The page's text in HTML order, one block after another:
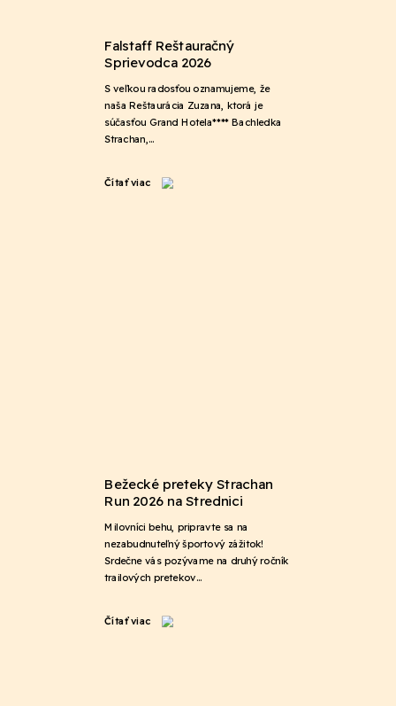
Falstaff Reštauračný
Sprievodca 2026
S veľkou radosťou oznamujeme, že
naša Reštaurácia Zuzana, ktorá je
súčasťou Grand Hotela**** Bachledka
Strachan,…
Čítať viac
Bežecké preteky Strachan
Run 2026 na Strednici
Milovníci behu, pripravte sa na
nezabudnuteľný športový zážitok!
Srdečne vás pozývame na druhý ročník
trailových pretekov…
Čítať viac